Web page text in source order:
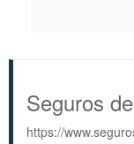
Seguros
https://